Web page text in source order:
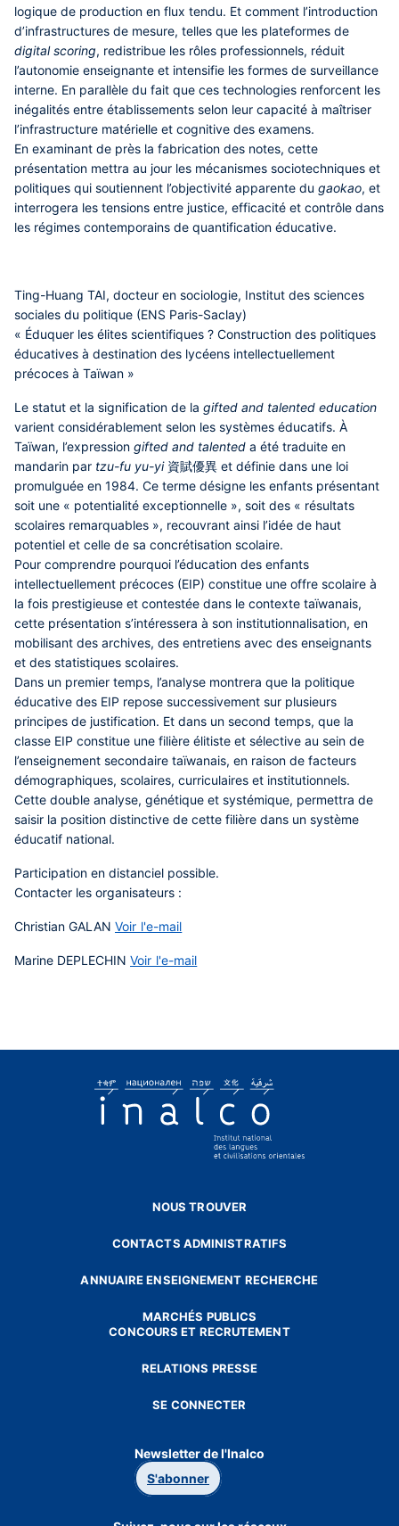
logique de production en flux tendu. Et comment l’introduction
d’infrastructures de mesure, telles que les plateformes de
digital scoring, redistribue les rôles professionnels, réduit
l’autonomie enseignante et intensifie les formes de surveillance
interne. En parallèle du fait que ces technologies renforcent les
inégalités entre établissements selon leur capacité à maîtriser
l’infrastructure matérielle et cognitive des examens.
En examinant de près la fabrication des notes, cette
présentation mettra au jour les mécanismes sociotechniques et
politiques qui soutiennent l’objectivité apparente du gaokao, et
interrogera les tensions entre justice, efficacité et contrôle dans
les régimes contemporains de quantification éducative.
Ting-Huang TAI, docteur en sociologie, Institut des sciences
sociales du politique (ENS Paris-Saclay)
« Éduquer les élites scientifiques ? Construction des politiques
éducatives à destination des lycéens intellectuellement
précoces à Taïwan »
Le statut et la signification de la gifted and talented education
varient considérablement selon les systèmes éducatifs. À
Taïwan, l’expression gifted and talented a été traduite en
mandarin par tzu-fu yu-yi資賦優異 et définie dans une loi
promulguée en 1984. Ce terme désigne les enfants présentant
soit une « potentialité exceptionnelle », soit des « résultats
scolaires remarquables », recouvrant ainsi l’idée de haut
potentiel et celle de sa concrétisation scolaire.
Pour comprendre pourquoi l’éducation des enfants
intellectuellement précoces (EIP) constitue une offre scolaire à
la fois prestigieuse et contestée dans le contexte taïwanais,
cette présentation s’intéressera à son institutionnalisation, en
mobilisant des archives, des entretiens avec des enseignants
et des statistiques scolaires.
Dans un premier temps, l’analyse montrera que la politique
éducative des EIP repose successivement sur plusieurs
principes de justification. Et dans un second temps, que la
classe EIP constitue une filière élitiste et sélective au sein de
l’enseignement secondaire taïwanais, en raison de facteurs
démographiques, scolaires, curriculaires et institutionnels.
Cette double analyse, génétique et systémique, permettra de
saisir la position distinctive de cette filière dans un système
éducatif national.
Participation en distanciel possible.
Contacter les organisateurs :
Christian GALAN Voir l'e-mail
Marine DEPLECHIN Voir l'e-mail
NOUS TROUVER
CONTACTS ADMINISTRATIFS
ANNUAIRE ENSEIGNEMENT RECHERCHE
MARCHÉS PUBLICS
CONCOURS ET RECRUTEMENT
RELATIONS PRESSE
SE CONNECTER
Newsletter de l'Inalco
S'abonner